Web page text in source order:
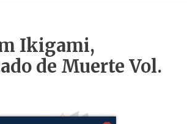
Ikigami,
de Muerte Vol.